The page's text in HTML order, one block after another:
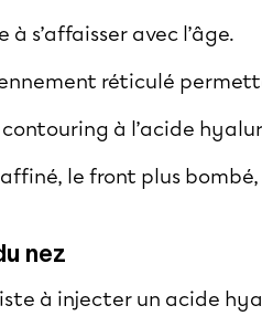
s’affaisser avec l’âge.
réticulé
à l’acide
le front plus
nez
à injecter un acide